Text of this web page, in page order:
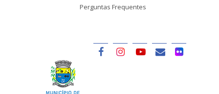
Perguntas Frequentes